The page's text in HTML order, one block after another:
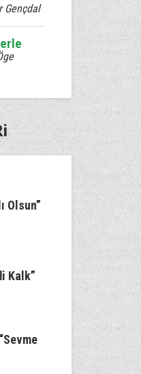
Gençdal
Olsun”
Kalk”